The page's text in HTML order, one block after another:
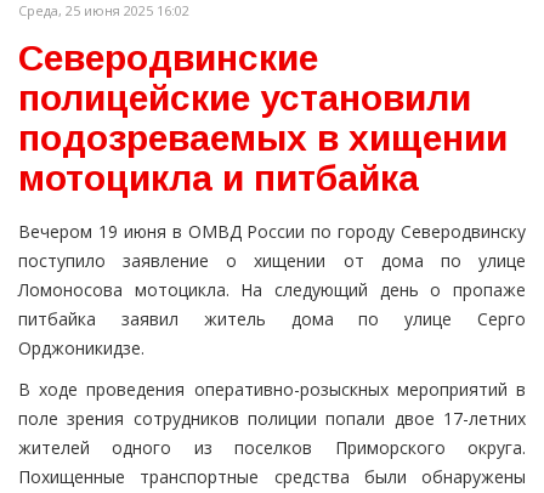
Среда, 25 июня 2025 16:02
Северодвинские
полицейские установили
подозреваемых в хищении
мотоцикла и питбайка
Вечером 19 июня в ОМВД России по городу Северодвинску
поступило заявление о хищении от дома по улице
Ломоносова мотоцикла. На следующий день о пропаже
питбайка заявил житель дома по улице Серго
Орджоникидзе.
В ходе проведения оперативно-розыскных мероприятий в
поле зрения сотрудников полиции попали двое 17-летних
жителей одного из поселков Приморского округа.
Похищенные транспортные средства были обнаружены